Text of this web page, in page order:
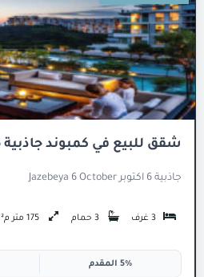
شقق للبيع في كمبوند جاذبية 6 اكتوبر
جاذبية 6 اكتوبر Jazebeya 6 October
3 غرف 3 حمام 175 متر م²
5% المقدم